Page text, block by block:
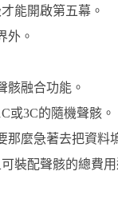
能開啟第五幕。
外。
骸融合功能。
或3C的隨機聲骸。
麼急著去把資料
裝配聲骸的總費用